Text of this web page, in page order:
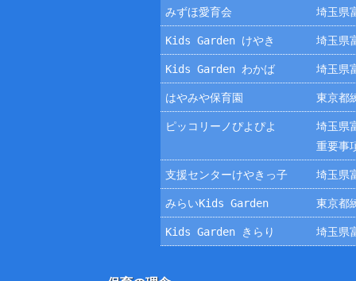
みずほ愛育会 埼玉県
Kids Garden けやき 埼玉県
Kids Garden わかば 埼玉県
はやみや保育園 東京都
ピッコリーノぴよぴよ
埼玉県
重要事
支援センターけやきっ子 埼玉県
みらいKids Garden 東京都
Kids Garden きらり 埼玉県